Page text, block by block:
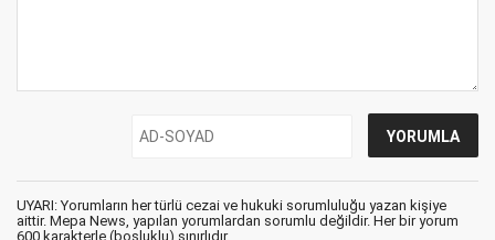
UYARI: Yorumların her türlü cezai ve hukuki sorumluluğu yazan kişiye
aittir. Mepa News, yapılan yorumlardan sorumlu değildir. Her bir yorum
600 karakterle (boşluklu) sınırlıdır.